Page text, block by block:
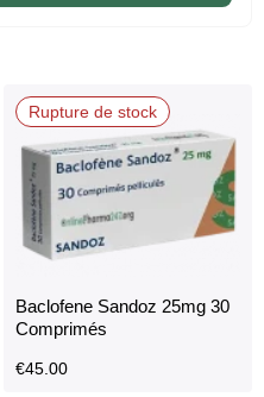
Rupture de stock
Baclofene Sandoz 25mg 30
Comprimés
€45.00